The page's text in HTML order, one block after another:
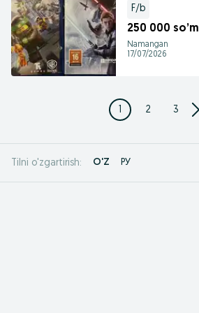
F/b
250 000 so’m
Namangan
17/07/2026
1 2 3
Tilni o'zgartirish: O'Z РУ